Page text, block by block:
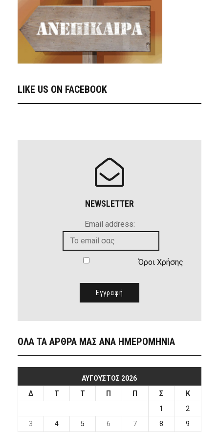
LIKE US ON FACEBOOK
NEWSLETTER
Email address:
Όροι Χρήσης
ΟΛΑ ΤΑ ΑΡΘΡΑ ΜΑΣ ΑΝΑ ΗΜΕΡΟΜΗΝΙΑ
ΑΎΓΟΥΣΤΟΣ 2026
Δ
Τ Τ Π Π Σ
Κ
1
2
3
4 5 6 7 8 9